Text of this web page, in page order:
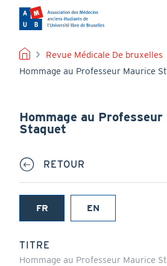
contenu
principal
FIL
D'ARIANE
Revue Médicale De bruxelles
Hommage au Professeur Maurice
Hommage au Professeur
Staquet
RETOUR
FR
(onglet
EN
TITRE
Hommage au Professeur Maurice